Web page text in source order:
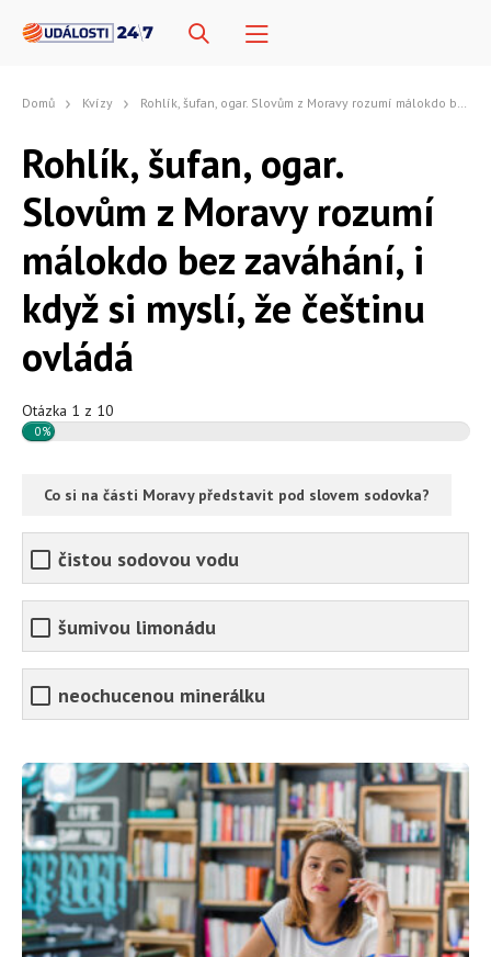
Domů Kvízy Rohlík, šufan, ogar. Slovům z Moravy rozumí málokdo bez zaváhání, i když si myslí, že češtinu ovládá
Rohlík, šufan, ogar.
Slovům z Moravy rozumí
málokdo bez zaváhání, i
když si myslí, že češtinu
ovládá
Otázka 1 z 10
0%
Co si na části Moravy představit pod slovem sodovka?
čistou sodovou vodu
šumivou limonádu
neochucenou minerálku